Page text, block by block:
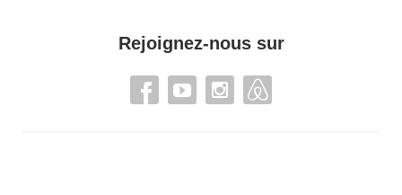
Rejoignez-nous sur